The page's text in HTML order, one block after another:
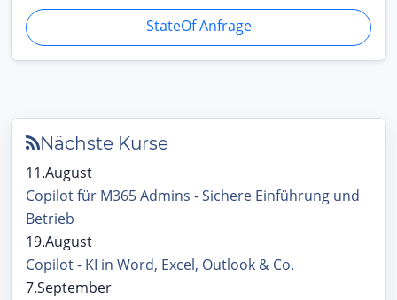
StateOf Anfrage
Nächste Kurse
11.August
Copilot für M365 Admins - Sichere Einführung und
Betrieb
19.August
Copilot - KI in Word, Excel, Outlook & Co.
7.September